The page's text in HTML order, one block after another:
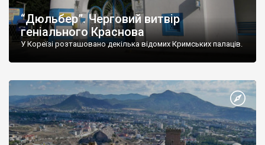
“Дюльбер”. Черговий витвір
геніального Краснова
У Кореїзі розташовано декілька відомих Кримських палаців.